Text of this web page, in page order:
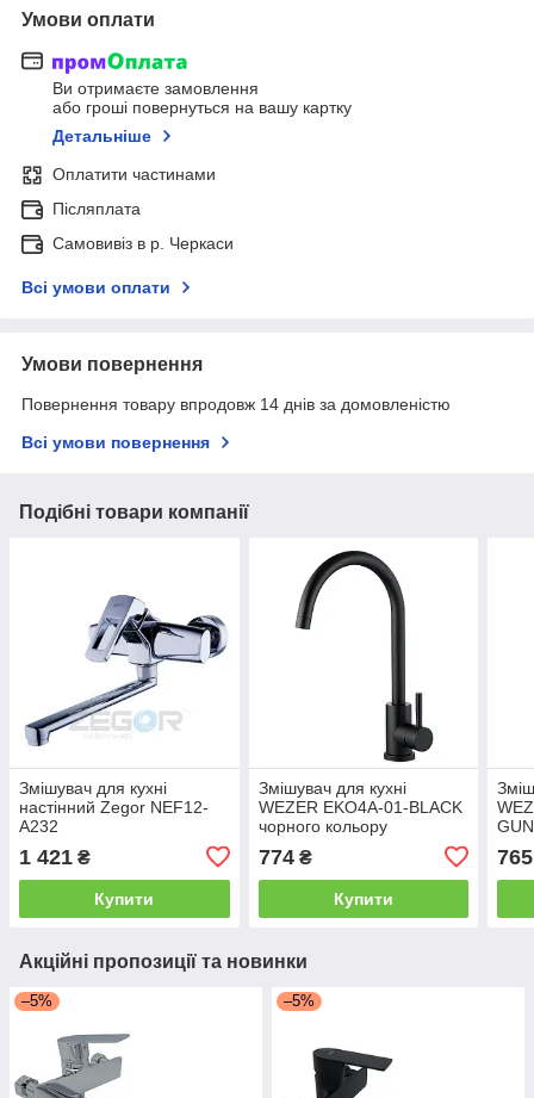
Умови оплати
Ви отримаєте замовлення
або гроші повернуться на вашу картку
Детальніше
Оплатити частинами
Післяплата
Самовивіз в р. Черкаси
Всі умови оплати
Умови повернення
Повернення товару впродовж 14 днів за домовленістю
Всі умови повернення
Подібні товари компанії
Змішувач для кухні
настінний Zegor NEF12-
A232
1 421 ₴
Купити
Змішувач для кухні
WEZER EKO4A-01-BLACK
чорного кольору
774₴
Купити
765
Акційні пропозиції та новинки
–5% –5%